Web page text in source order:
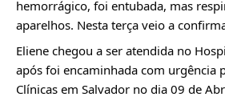
hemorrágico, foi entubada, mas
aparelhos. Nesta terça veio a
Eliene chegou a ser atendida no
após foi encaminhada com urgência
Clínicas em Salvador no dia 09 de